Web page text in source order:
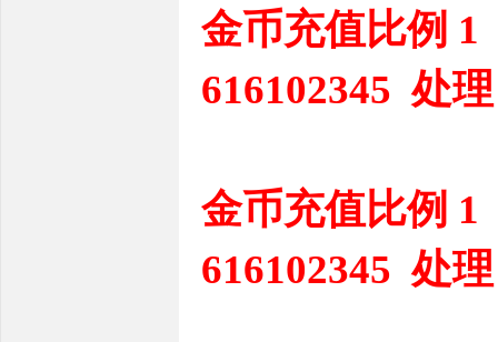
金币充值比例
616102345 处理
金币充值比例
616102345 处理